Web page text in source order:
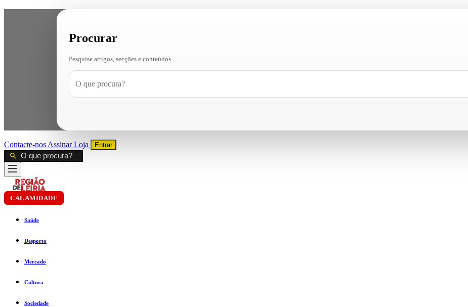
Procurar
Pesquise artigos, secções e conteúdos
Contacte-nos AssinarLoja Entrar
CALAMIDADE
Saúde
Desporto
Mercado
Cultura
Sociedade